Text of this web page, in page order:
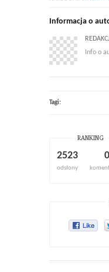
Informacja o
Info o
Tagi:
RANKING
2523
odsłony
0